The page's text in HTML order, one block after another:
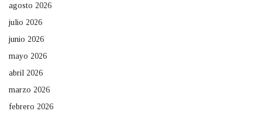
agosto 2026
julio 2026
junio 2026
mayo 2026
abril 2026
marzo 2026
febrero 2026